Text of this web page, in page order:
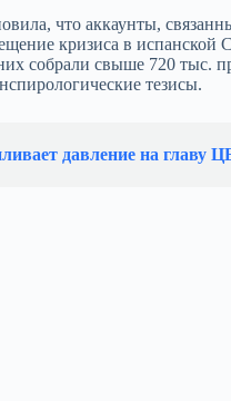
что аккаунты,
кризиса в
собрали свыше 720 тыс.
тезисы.
давление на главу